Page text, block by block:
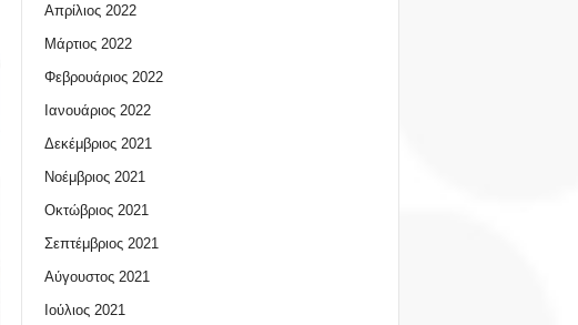
Απρίλιος 2022
Μάρτιος 2022
Φεβρουάριος 2022
Ιανουάριος 2022
Δεκέμβριος 2021
Νοέμβριος 2021
Οκτώβριος 2021
Σεπτέμβριος 2021
Αύγουστος 2021
Ιούλιος 2021